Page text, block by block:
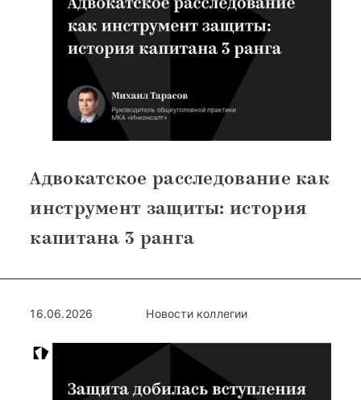
Адвокатское расследование как
инструмент защиты: история
капитана 3 ранга
16.06.2026 Новости коллегии